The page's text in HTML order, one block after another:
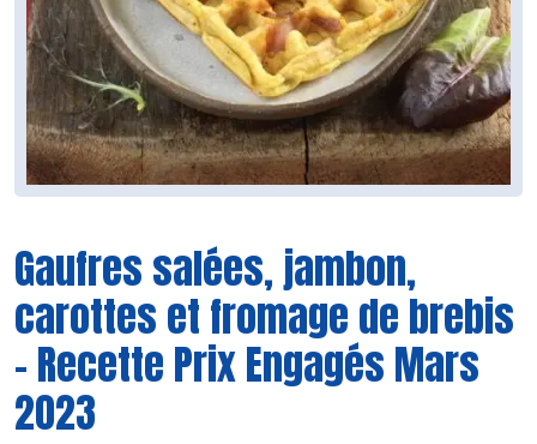
Gaufres salées, jambon,
carottes et fromage de brebis
- Recette Prix Engagés Mars
2023